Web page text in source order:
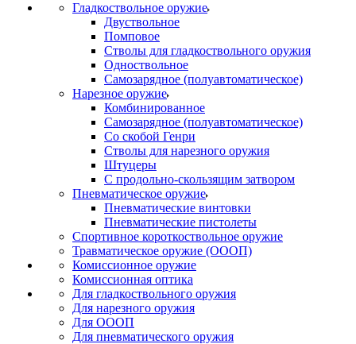
Гладкоствольное оружие
Двуствольное
Помповое
Стволы для гладкоствольного оружия
Одноствольное
Самозарядное (полуавтоматическое)
Нарезное оружие
Комбинированное
Самозарядное (полуавтоматическое)
Со скобой Генри
Стволы для нарезного оружия
Штуцеры
С продольно-скользящим затвором
Пневматическое оружие
Пневматические винтовки
Пневматические пистолеты
Спортивное короткоствольное оружие
Травматическое оружие (ОООП)
Комиссионное оружие
Комиссионная оптика
Для гладкоствольного оружия
Для нарезного оружия
Для ОООП
Для пневматического оружия